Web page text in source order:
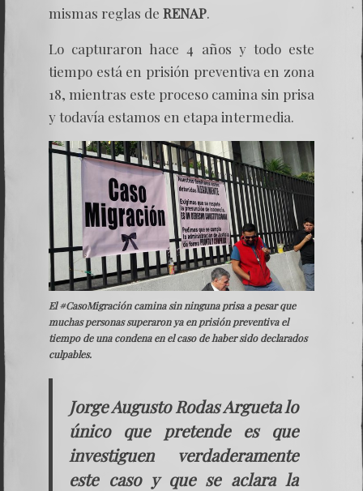
mismas reglas de RENAP.
Lo capturaron hace 4 años y todo este
tiempo está en prisión preventiva en zona
18, mientras este proceso camina sin prisa
y todavía estamos en etapa intermedia.
El#CasoMigracióncamina sin ninguna prisa a pesar que
muchas personas superaron ya en prisión preventiva el
tiempo de una condena en el caso de haber sido declarados
culpables.
Jorge Augusto Rodas Argueta lo
único que pretende es que
investiguen verdaderamente
este caso y que se aclara la